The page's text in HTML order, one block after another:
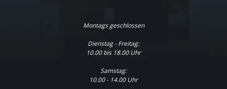
Montags geschlossen
Dienstag - Freitag:
10.00 bis 18.00 Uhr
Samstag:
10.00 - 14.00 Uhr